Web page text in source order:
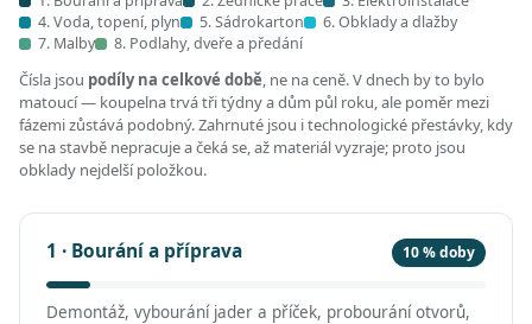
4. Voda, topení, plyn
5. Sádrokarton
6. Obklady a dlažby
7. Malby
8. Podlahy, dveře a předání
Čísla jsou podíly na celkové době, ne na ceně. V dnech by to bylo
matoucí — koupelna trvá tři týdny a dům půl roku, ale poměr mezi
fázemi zůstává podobný. Zahrnuté jsou i technologické přestávky, kdy
se na stavbě nepracuje a čeká se, až materiál vyzraje; proto jsou
obklady nejdelší položkou.
1 · Bourání a příprava 10 % doby
Demontáž, vybourání jader a příček, probourání otvorů,